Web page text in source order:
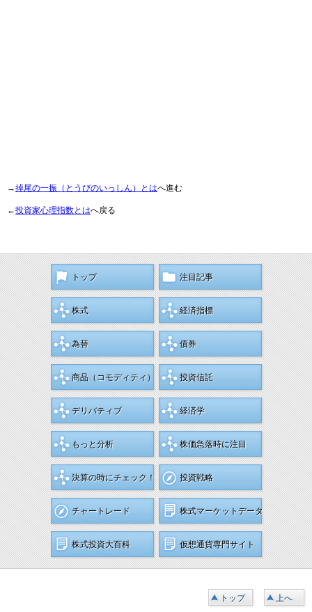
→掉尾の一振（とうびのいっしん）とはへ進む
←投資家心理指数とはへ戻る
トップ 注目記事
株式 経済指標
為替 債券
商品（コモディティ） 投資信託
デリバティブ 経済学
もっと分析 株価急落時に注目
決算の時にチェック！ 投資戦略
チャートレード 株式マーケットデータ
株式投資大百科 仮想通貨専門サイト
トップ 上へ